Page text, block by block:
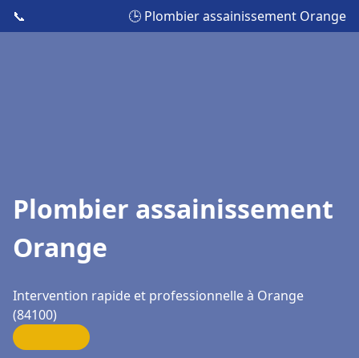
📞 🕒 Plombier assainissement Orange
Plombier assainissement
Orange
Intervention rapide et professionnelle à Orange
(84100)